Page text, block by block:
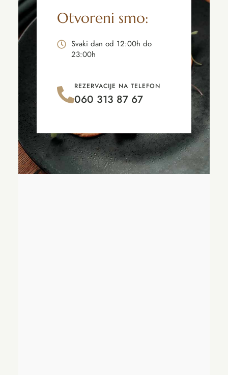
Otvoreni smo:
Svaki dan od 12:00h do
23:00h
REZERVACIJE NA TELEFON
060 313 87 67